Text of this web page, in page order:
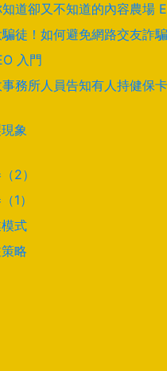
道卻又不知道的內容農場
徒！如何避免網路交友詐
入門
務所人員告知有人持健保
象
2）
1）
式
略